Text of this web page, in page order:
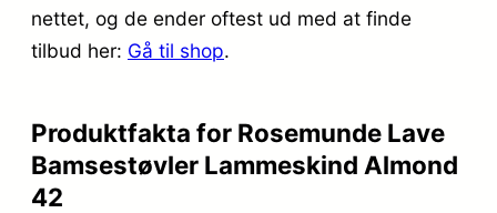
5
9
,
9
nettet, og de ender oftest ud med at finde
tilbud her: Gå til shop.
Produktfakta for Rosemunde Lave
Bamsestøvler Lammeskind Almond
42